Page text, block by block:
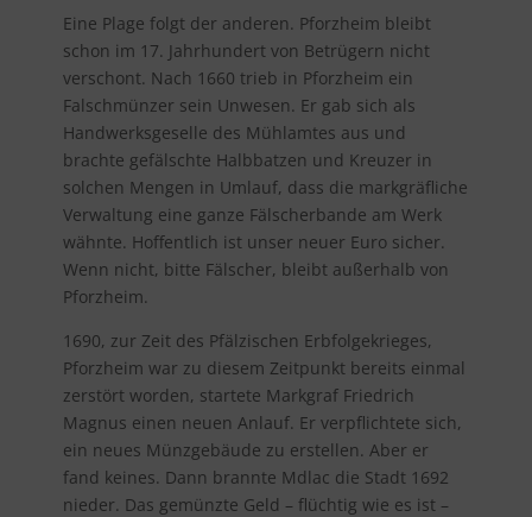
Eine Plage folgt der anderen. Pforzheim bleibt
schon im 17. Jahrhundert von Betrügern nicht
verschont. Nach 1660 trieb in Pforzheim ein
Falschmünzer sein Unwesen. Er gab sich als
Handwerksgeselle des Mühlamtes aus und
brachte gefälschte Halbbatzen und Kreuzer in
solchen Mengen in Umlauf, dass die markgräfliche
Verwaltung eine ganze Fälscherbande am Werk
wähnte. Hoffentlich ist unser neuer Euro sicher.
Wenn nicht, bitte Fälscher, bleibt außerhalb von
Pforzheim.
1690, zur Zeit des Pfälzischen Erbfolgekrieges,
Pforzheim war zu diesem Zeitpunkt bereits einmal
zerstört worden, startete Markgraf Friedrich
Magnus einen neuen Anlauf. Er verpflichtete sich,
ein neues Münzgebäude zu erstellen. Aber er
fand keines. Dann brannte Mdlac die Stadt 1692
nieder. Das gemünzte Geld – flüchtig wie es ist –